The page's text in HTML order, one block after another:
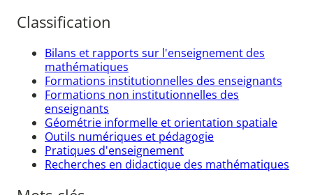
Classification
Bilans et rapports sur l'enseignement des
mathématiques
Formations institutionnelles des enseignants
Formations non institutionnelles des
enseignants
Géométrie informelle et orientation spatiale
Outils numériques et pédagogie
Pratiques d'enseignement
Recherches en didactique des mathématiques